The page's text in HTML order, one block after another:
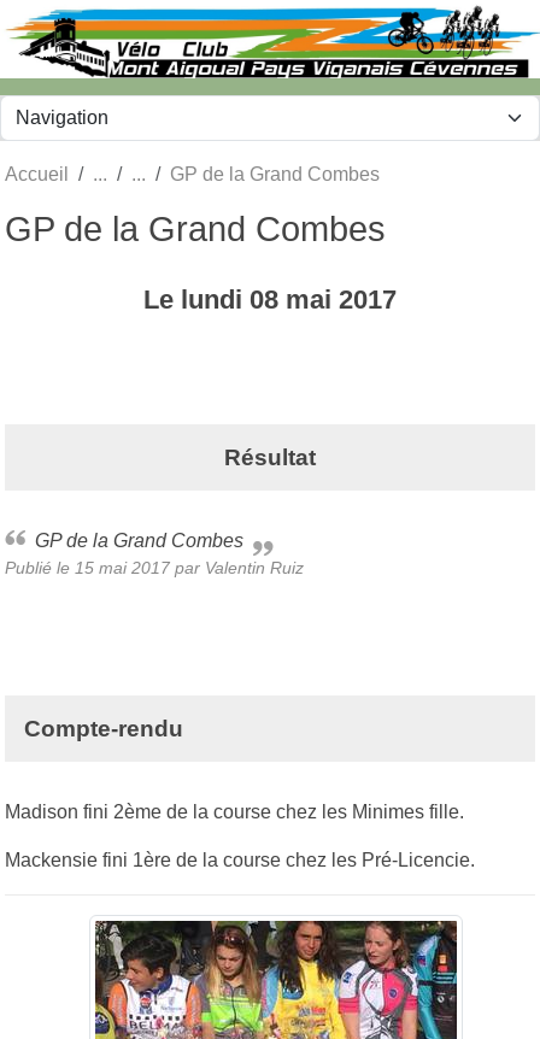
Accueil GP de la Grand Combes
GP de la Grand Combes
Le lundi 08 mai 2017
Résultat
GP de la Grand Combes
Publié le 15 mai 2017 par Valentin Ruiz
Compte-rendu
Madison fini 2ème de la course chez les Minimes fille.
Mackensie fini 1ère de la course chez les Pré-Licencie.
Panneau de gestion des cookies